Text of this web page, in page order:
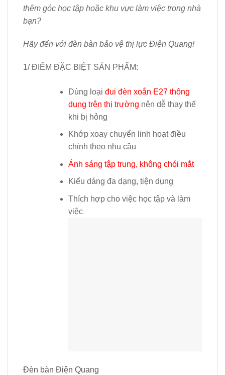
thêm góc học tập hoặc khu vực làm việc trong nhà
bạn?
Hãy đến với đèn bàn bảo vệ thị lực Điện Quang!
1/ ĐIỂM ĐẶC BIỆT SẢN PHẨM:
Dùng loại đui đèn xoắn E27 thông
dụng trên thị trường nên dễ thay thế
khi bị hỏng
Khớp xoay chuyển linh hoạt điều
chỉnh theo nhu cầu
Ánh sáng tập trung, không chói mắt
Kiểu dáng đa dạng, tiện dụng
Thích hợp cho việc học tập và làm
việc
Đèn bàn Điện Quang